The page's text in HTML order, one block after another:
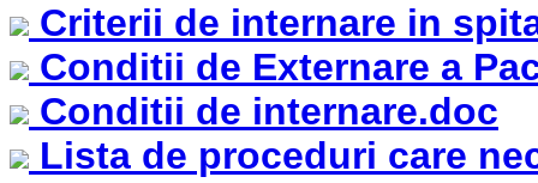
Criterii de internare in
Conditii de Externare a
Conditii de internare.doc
Lista de proceduri care